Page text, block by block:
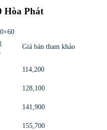
Hòa Phát
Giá bán tham khảo
114,200
128,100
141,900
155,700